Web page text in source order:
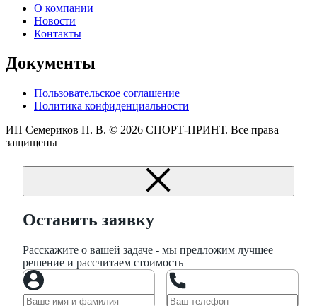
О компании
Новости
Контакты
Документы
Пользовательское соглашение
Политика конфиденциальности
ИП Семериков П. В. © 2026 СПОРТ-ПРИНТ. Все права
защищены
Оставить заявку
Расскажите о вашей задаче - мы предложим лучшее
решение и рассчитаем стоимость